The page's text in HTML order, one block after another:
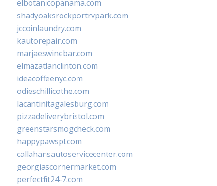
elbotanicopanama.com
shadyoaksrockportrvpark.com
jccoinlaundry.com
kautorepair.com
marjaeswinebar.com
elmazatlanclinton.com
ideacoffeenyc.com
odieschillicothe.com
lacantinitagalesburg.com
pizzadeliverybristol.com
greenstarsmogcheck.com
happypawspl.com
callahansautoservicecenter.com
georgiascornermarket.com
perfectfit24-7.com